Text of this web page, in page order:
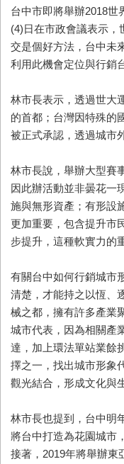
台中市即將舉辦2018世
(4)日在市政會議表示
交是個好方法，台中未
利用此機會定位與行銷
林市長表示，透過世大
的首都；台灣因特殊的
被正式承認，透過城市
林市長說，舉辦大型賽
因此辦活動並非曇花一
施與無形資產；有形設
更加重要，包含提升市
步提升，這種軟實力的
有關台中如何行銷城市
清楚，才能持之以恆、
械之都，擁有許多產業
城市代表，因為相關產
達，加上環法單站業餘
擇之一，找出城市形象
觀光結合，形成文化與
林市長也提到，台中明
將台中打造為花園城市
接著，2019年將舉辦東